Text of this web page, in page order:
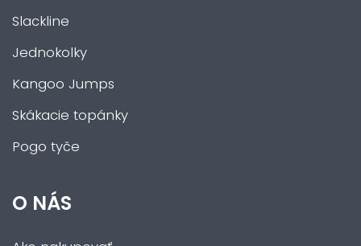
Slackline
Jednokolky
Kangoo Jumps
Skákacie topánky
Pogo tyče
O NÁS